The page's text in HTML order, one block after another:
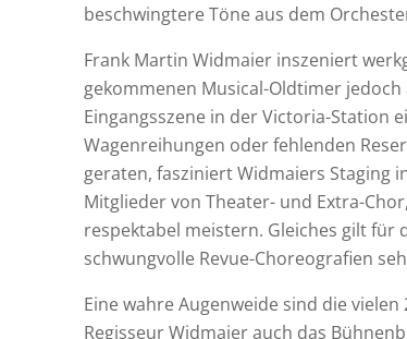
beschwingtere Töne aus dem
Frank Martin Widmaier inszeniert
gekommenen Musical-Oldtimer
Eingangsszene in der Victoria-Station
Wagenreihungen oder fehlenden
geraten, fasziniert Widmaiers Staging
Mitglieder von Theater- und Extra-
respektabel meistern. Gleiches gilt für
schwungvolle Revue-Choreografien
Eine wahre Augenweide sind die
Regisseur Widmaier auch das